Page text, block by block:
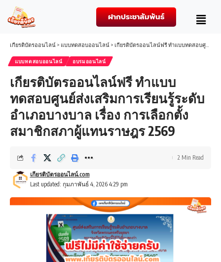
ฝากประชาสัมพันธ์
เกียรติบัตรออนไลน์ > แบบทดสอบออนไลน์ > เกียรติบัตรออนไลน์ฟรี ทำแบบทดสอบศูนย์ส่งเสริมการเรียนรู้ระดับอำเภอบางบาล เรื่อง การเลือกตั้งสมาชิกสภาผู้แทนราษฎร 2569
แบบทดสอบออนไลน์ อบรมออนไลน์
เกียรติบัตรออนไลน์ฟรี ทำแบบ
ทดสอบศูนย์ส่งเสริมการเรียนรู้ระดับ
อำเภอบางบาล เรื่อง การเลือกตั้ง
สมาชิกสภาผู้แทนราษฎร 2569
Last updated: กุมภาพันธ์ 4, 2026 4:29 pm
เกียรติบัตรออนไลน์.com
2 Min Read